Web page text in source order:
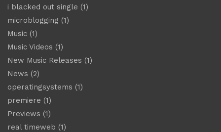
i blacked out single (1)
microblogging (1)
Music (1)
Music Videos (1)
New Music Releases (1)
News (2)
operatingsystems (1)
premiere (1)
Previews (1)
real timeweb (1)